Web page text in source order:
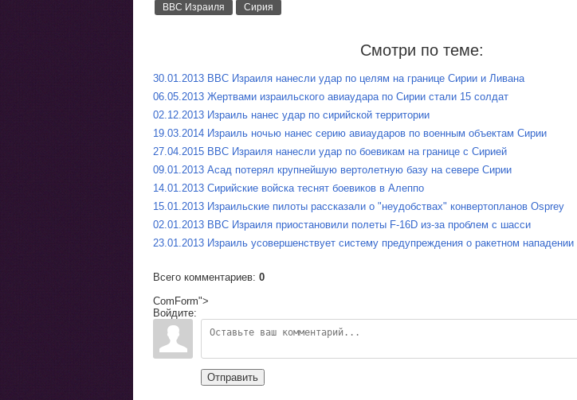
ВВС Израиля Сирия
Смотри по теме:
30.01.2013 ВВС Израиля нанесли удар по целям на границе Сирии и Ливана
06.05.2013 Жертвами израильского авиаудара по Сирии стали 15 солдат
02.12.2013 Израиль нанес удар по сирийской территории
19.03.2014 Израиль ночью нанес серию авиаударов по военным объектам Сирии
27.04.2015 ВВС Израиля нанесли удар по боевикам на границе с Сирией
09.01.2013 Асад потерял крупнейшую вертолетную базу на севере Сирии
14.01.2013 Сирийские войска теснят боевиков в Алеппо
15.01.2013 Израильские пилоты рассказали о "неудобствах" конвертопланов Osprey
02.01.2013 ВВС Израиля приостановили полеты F-16D из-за проблем с шасси
23.01.2013 Израиль усовершенствует систему предупреждения о ракетном нападении
Всего комментариев: 0
ComForm">
Войдите:
Отправить